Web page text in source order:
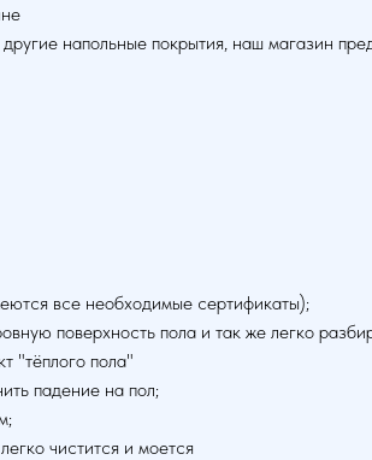
напольные покрытия, наш магазин
все необходимые сертификаты);
поверхность пола и так же легко
"тёплого пола"
падение на пол;
чистится и моется